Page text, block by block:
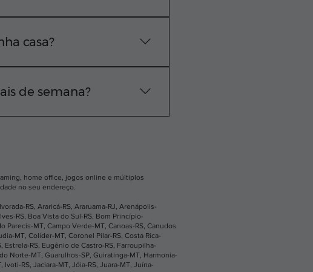
pelo WhatsApp.
casa?
de semana?
home office, jogos online e múltiplos
no seu endereço.
RS, Araricá-RS, Araruama-RJ, Arenápolis-
RS, Boa Vista do Sul-RS, Bom Princípio-
Parecis-MT, Campo Verde-MT, Canoas-RS, Canudos
MT, Colíder-MT, Coronel Pilar-RS, Costa Rica-
, Estrela-RS, Eugênio de Castro-RS, Farroupilha-
Norte-MT, Guarulhos-SP, Guiratinga-MT, Harmonia-
, Ivoti-RS, Jaciara-MT, Jóia-RS, Juara-MT, Juína-